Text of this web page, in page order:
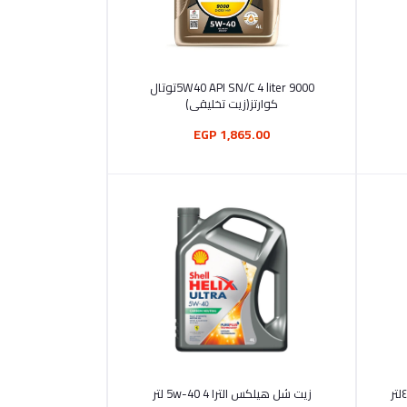
أضف إلى السلة 9000 5W40 API SN/C 4 literتوتال
كوارتز(زيت تخليقى)
1,865.00 EGP
أضف إلى السلة
زيت شل هيلكس الترا 5w-40 4 لتر